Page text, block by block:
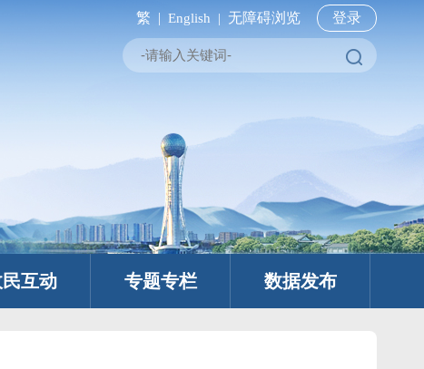
繁 | English | 无障碍浏览 登录
互动 专题专栏 数据发布